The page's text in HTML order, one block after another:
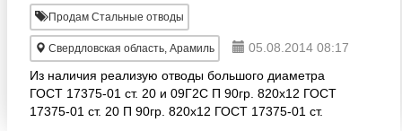
Продам Стальные отводы
Свердловская область, Арамиль
05.08.2014 08:17
Из наличия реализую отводы большого диаметра
ГОСТ 17375-01 ст. 20 и 09Г2С П 90гр. 820х12 ГОСТ
17375-01 ст. 20 П 90гр. 820х12 ГОСТ 17375-01 ст.